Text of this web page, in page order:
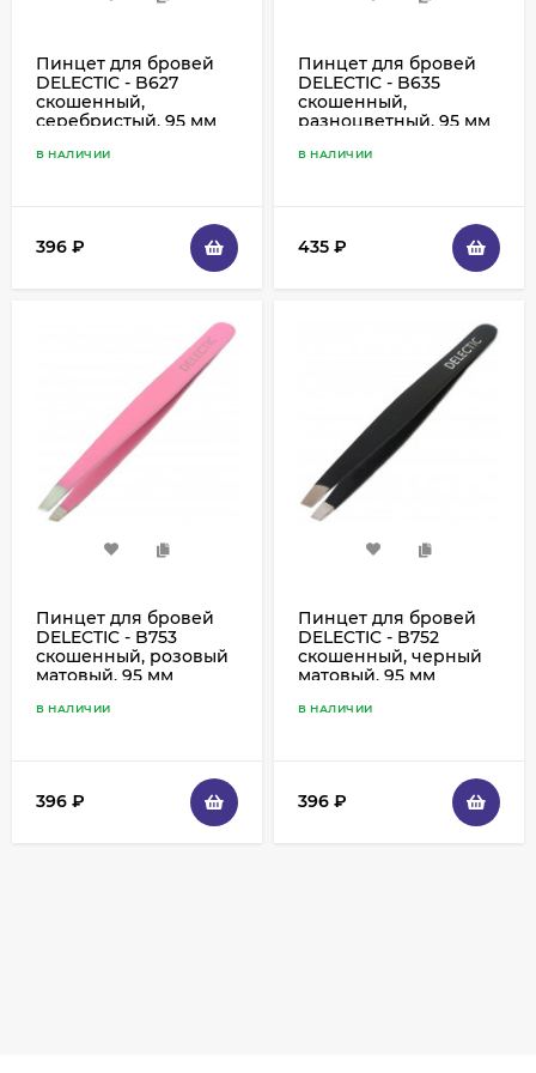
Пинцет для бровей
DELECTIC - B627
скошенный,
серебристый, 95 мм
В НАЛИЧИИ
396 ₽
Пинцет для бровей
DELECTIC - B635
скошенный,
разноцветный, 95 мм
В НАЛИЧИИ
435 ₽
Пинцет для бровей
DELECTIC - B753
скошенный, розовый
матовый, 95 мм
В НАЛИЧИИ
396 ₽
Пинцет для бровей
DELECTIC - B752
скошенный, черный
матовый, 95 мм
В НАЛИЧИИ
396 ₽